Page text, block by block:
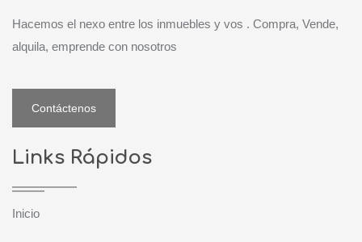
Hacemos el nexo entre los inmuebles y vos . Compra, Vende,
alquila, emprende con nosotros
Contáctenos
Links Rápidos
Inicio